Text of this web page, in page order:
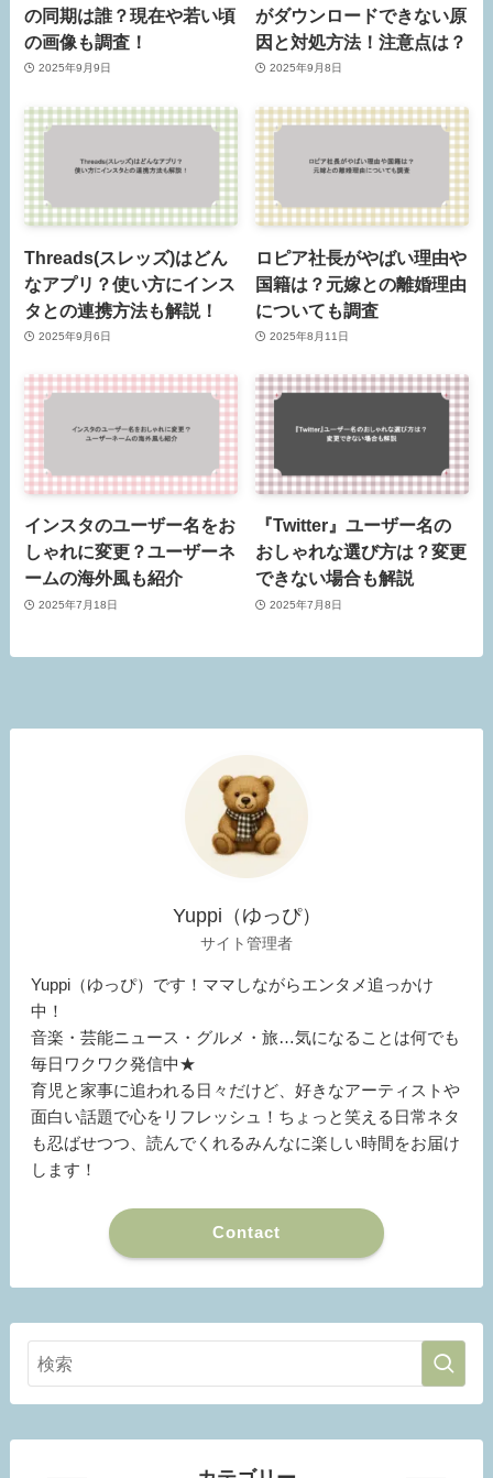
の同期は誰？現在や若い頃
の画像も調査！
2025年9月9日
がダウンロードできない原
因と対処方法！注意点は？
2025年9月8日
Threads(スレッズ)はどん
なアプリ？使い方にインス
タとの連携方法も解説！
2025年9月6日
ロピア社長がやばい理由や
国籍は？元嫁との離婚理由
についても調査
2025年8月11日
インスタのユーザー名をお
しゃれに変更？ユーザーネ
ームの海外風も紹介
2025年7月18日
『Twitter』ユーザー名の
おしゃれな選び方は？変更
できない場合も解説
2025年7月8日
Yuppi（ゆっぴ）
サイト管理者
Yuppi（ゆっぴ）です！ママしながらエンタメ追っかけ
中！
音楽・芸能ニュース・グルメ・旅…気になることは何でも
毎日ワクワク発信中★
育児と家事に追われる日々だけど、好きなアーティストや
面白い話題で心をリフレッシュ！ちょっと笑える日常ネタ
も忍ばせつつ、読んでくれるみんなに楽しい時間をお届け
します！
Contact